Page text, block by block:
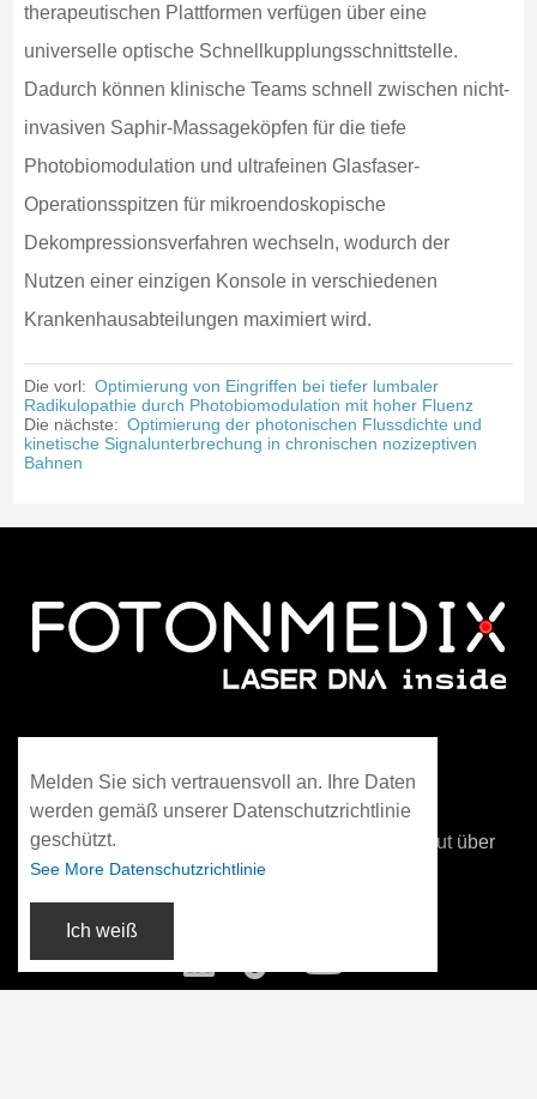
therapeutischen Plattformen verfügen über eine
universelle optische Schnellkupplungsschnittstelle.
Dadurch können klinische Teams schnell zwischen nicht-
invasiven Saphir-Massageköpfen für die tiefe
Photobiomodulation und ultrafeinen Glasfaser-
Operationsspitzen für mikroendoskopische
Dekompressionsverfahren wechseln, wodurch der
Nutzen einer einzigen Konsole in verschiedenen
Krankenhausabteilungen maximiert wird.
Die vorl: Optimierung von Eingriffen bei tiefer lumbaler
Radikulopathie durch Photobiomodulation mit hoher Fluenz
Die nächste: Optimierung der photonischen Flussdichte und
kinetische Signalunterbrechung in chronischen nozizeptiven
Bahnen
4F, Gebäude C, Tsinghua-Forschungsinstitut über
die Taiwanstraße, Xiamen, Fujian, China
Melden Sie sich vertrauensvoll an. Ihre Daten
werden gemäß unserer Datenschutzrichtlinie
geschützt.
See More Datenschutzrichtlinie
Ich weiß